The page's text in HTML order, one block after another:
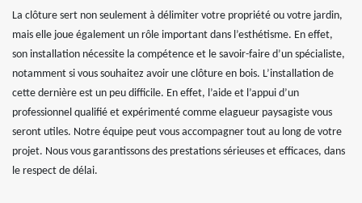
La clôture sert non seulement à délimiter votre propriété ou votre jardin,
mais elle joue également un rôle important dans l’esthétisme. En effet,
son installation nécessite la compétence et le savoir-faire d’un spécialiste,
notamment si vous souhaitez avoir une clôture en bois. L’installation de
cette dernière est un peu difficile. En effet, l’aide et l’appui d’un
professionnel qualifié et expérimenté comme elagueur paysagiste vous
seront utiles. Notre équipe peut vous accompagner tout au long de votre
projet. Nous vous garantissons des prestations sérieuses et efficaces, dans
le respect de délai.